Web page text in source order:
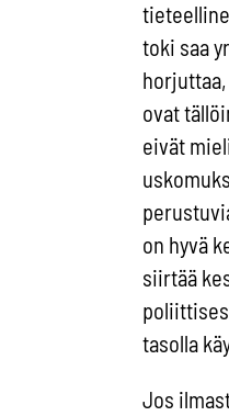
toki saa
ovat
eivät
on hyvä
siirtää
tasolla
Jos